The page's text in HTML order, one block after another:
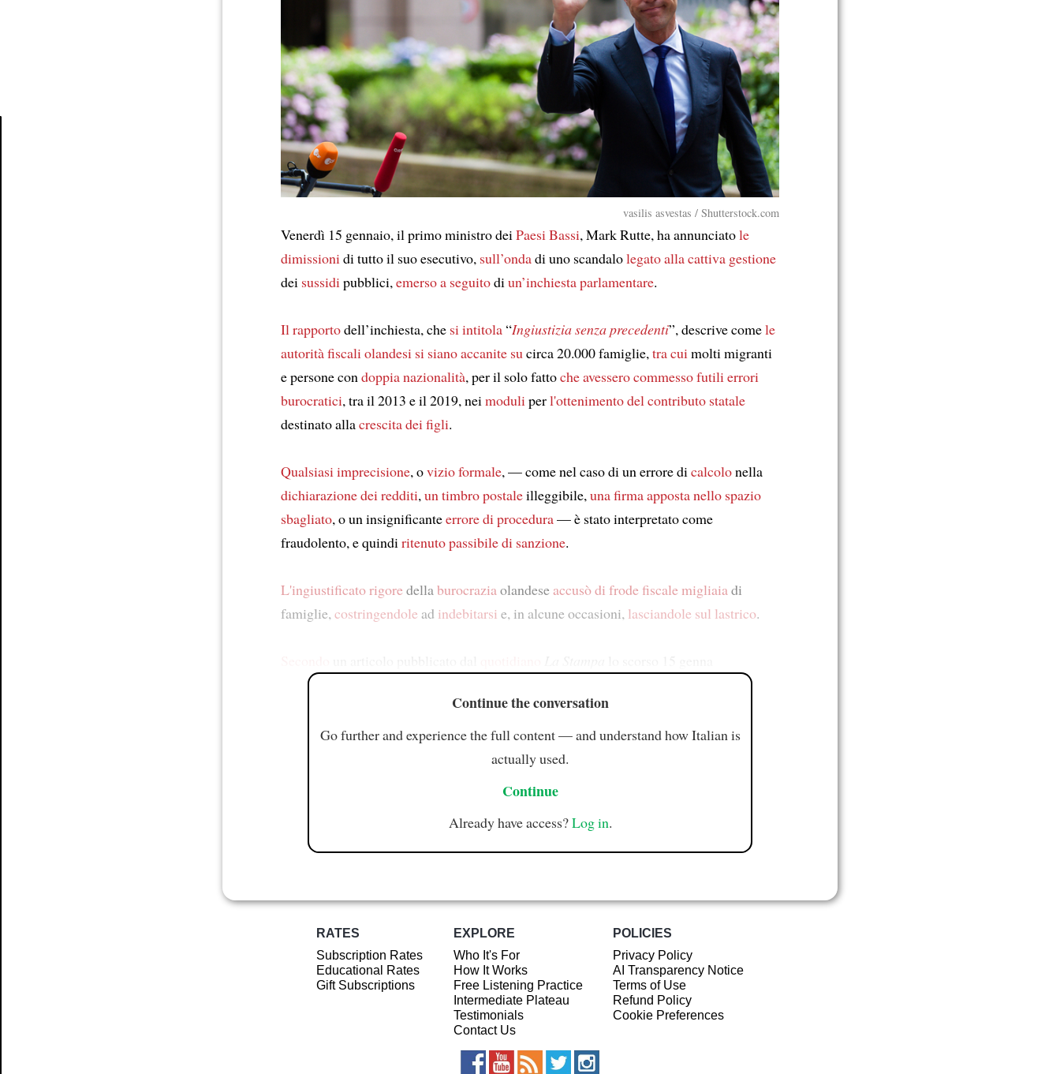
vasilis asvestas / Shutterstock.com
Venerdì 15 gennaio, il primo ministro dei Paesi Bassi, Mark Rutte, ha annunciatole
dimissioni di tutto il suo esecutivo, sull’ondadi uno scandalolegato allacattiva gestione
dei sussidi pubblici, emersoa seguitodi un’inchiesta parlamentare.
Il rapportodell’inchiesta, che si intitola“Ingiustizia senza precedenti”, descrive comele
autorità fiscali olandesi si siano accanite su circa 20.000 famiglie, tra cui molti migranti
e persone con doppia nazionalità, per il solo fattoche avessero commessofutili errori
burocratici, tra il 2013 e il 2019, nei moduli perl'ottenimento del contributo statale
destinato allacrescita dei figli.
Qualsiasi imprecisione, ovizio formale, — come nel caso di un errore di calcolonella
dichiarazione dei redditi, un timbro postaleilleggibile, una firmaapposta nello spazio
sbagliato, o un insignificanteerrore di procedura— è stato interpretato come
fraudolento, e quindi ritenutopassibile di sanzione.
L'ingiustificato rigoredella burocrazia olandeseaccusò di frode fiscale migliaia di
famiglie, costringendole ad indebitarsi e, in alcune occasioni, lasciandole sul lastrico.
Continue the conversation
Go further and experience the full content — and understand how Italian is
actually used.
Continue
Already have access?Log in.
RATES
Subscription Rates
Educational Rates
Gift Subscriptions
EXPLORE
Who It's For
How It Works
Free Listening Practice
Intermediate Plateau
Testimonials
Contact Us
POLICIES
Privacy Policy
AI Transparency Notice
Terms of Use
Refund Policy
Cookie Preferences